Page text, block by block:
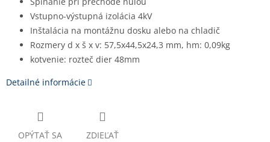
Vstupno-výstupná izolácia 4kV
Inštalácia na montážnu dosku alebo na chladič
Rozmery d x š x v: 57,5x44,5x24,3 mm, hm: 0,09kg
kotvenie: rozteč dier 48mm
Detailné informácie
OPÝTAŤ SA ZDIEĽAŤ